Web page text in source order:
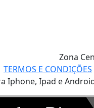
Zona
TERMOS E CONDIÇÕES
Iphone, Ipad e